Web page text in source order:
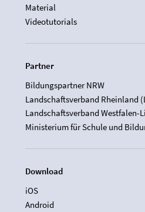
Material
Videotutorials
Partner
Bildungspartner NRW
Landschaftsverband Rheinland
Landschaftsverband Westfalen-
Ministerium für Schule und
Download
iOS
Android